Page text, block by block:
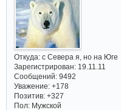
Откуда:с Севера я, но на Юге
Зарегистрирован: 19.11.11
Сообщений:9492
Уважение: +178
Позитив: +327
Пол:Мужской